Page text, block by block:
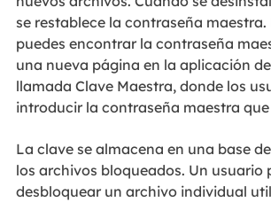
se restablece la contraseña
puedes encontrar la contraseña
una nueva página en la aplicación
llamada Clave Maestra, donde los
introducir la contraseña maestra que
La clave se almacena en una base
los archivos bloqueados. Un usuario
desbloquear un archivo individual